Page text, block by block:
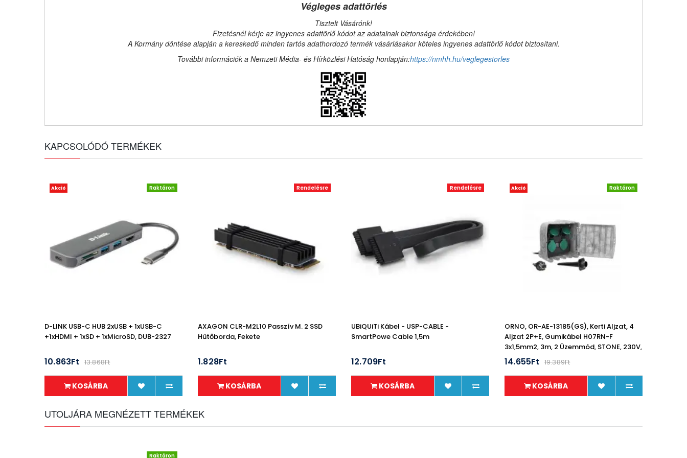
Végleges adattörlés
Tisztelt Vásárónk!
Fizetésnél kérje az ingyenes adattörlő kódot az adatainak biztonsága érdekében!
A Kormány döntése alapján a kereskedő minden tartós adathordozó termék vásárlásakor köteles ingyenes adattörlő kódot biztosítani.
További információk a Nemzeti Média- és Hírközlési Hatóság honlapján:https://nmhh.hu/veglegestorles
KAPCSOLÓDÓ TERMÉKEK
Akció Raktáron
D-LINK USB-C HUB 2xUSB + 1xUSB-C
+1xHDMI + 1xSD + 1xMicroSD, DUB-2327
10.863Ft 13.868Ft
KOSÁRBA
Rendelésre
AXAGON CLR-M2L10 Passzív M. 2 SSD
Hűtőborda, Fekete
1.828Ft
KOSÁRBA
Rendelésre
UBiQUiTi Kábel - USP-CABLE -
SmartPowe Cable 1,5m
12.709Ft
KOSÁRBA
Akció Raktáron
ORNO, OR-AE-13185(GS), Kerti Aljzat, 4
Aljzat 2P+E, Gumikábel H07RN-F
3x1,5mm2, 3m, 2 Üzemmód, STONE, 230V,
16A, IP44
14.655Ft 19.389Ft
KOSÁRBA
UTOLJÁRA MEGNÉZETT TERMÉKEK
Raktáron